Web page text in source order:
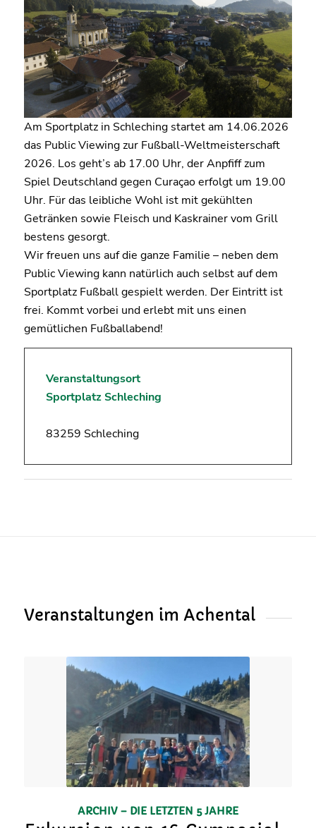
Am Sportplatz in Schleching startet am 14.06.2026
das Public Viewing zur Fußball-Weltmeisterschaft
2026. Los geht’s ab 17.00 Uhr, der Anpfiff zum
Spiel Deutschland gegen Curaçao erfolgt um 19.00
Uhr. Für das leibliche Wohl ist mit gekühlten
Getränken sowie Fleisch und Kaskrainer vom Grill
bestens gesorgt.
Wir freuen uns auf die ganze Familie – neben dem
Public Viewing kann natürlich auch selbst auf dem
Sportplatz Fußball gespielt werden. Der Eintritt ist
frei. Kommt vorbei und erlebt mit uns einen
gemütlichen Fußballabend!
Veranstaltungsort
Sportplatz Schleching
83259 Schleching
Veranstaltungen im Achental
ARCHIV – DIE LETZTEN 5 JAHRE